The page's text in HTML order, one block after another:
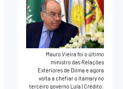
Mauro Vieira foi o último
ministro das Relações
Exteriores de Dilma e agora
volta a chefiar o Itamary no
terceiro governo Lula Crédito: